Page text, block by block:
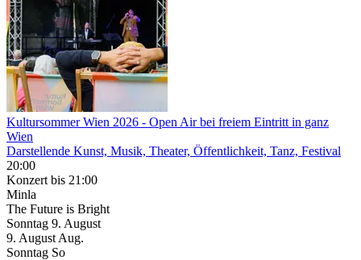
Kultursommer Wien 2026 - Open Air bei freiem Eintritt in ganz
Wien
Darstellende Kunst, Musik, Theater, Öffentlichkeit, Tanz, Festival
20:00
Konzert bis 21:00
Minla
The Future is Bright
Sonntag 9. August
9. August Aug.
Sonntag So